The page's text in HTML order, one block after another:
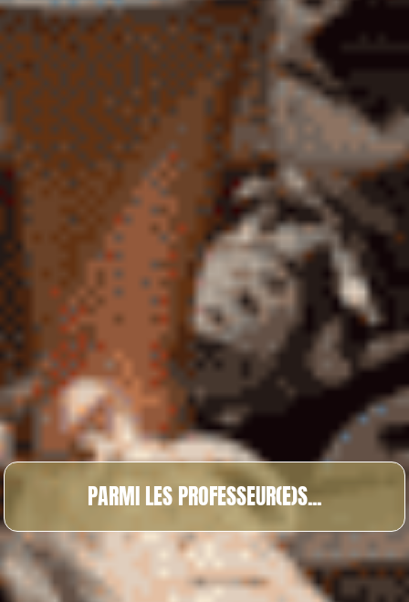
PARMI LES PROFESSEUR(E)S...